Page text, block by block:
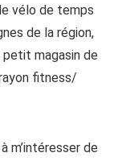
vélo de temps
de la région,
petit magasin de
fitness/
m’intéresser de